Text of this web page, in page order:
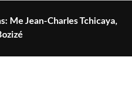
Me Jean-Charles Tchicaya,